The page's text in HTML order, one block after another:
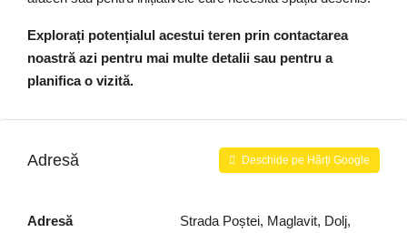
Explorați potențialul acestui teren prin contactarea
noastră azi pentru mai multe detalii sau pentru a
planifica o vizită.
Adresă Deschide pe Hărți Google
Adresă Strada Poștei, Maglavit, Dolj,